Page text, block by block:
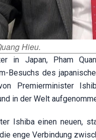
Hieu.
in Japan, Pham
Besuchs des
Premierminister
in der Welt
Ishiba einen neuen,
enge Verbindung